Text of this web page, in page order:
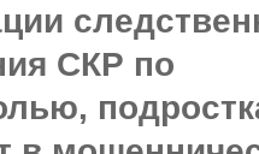
СКР по